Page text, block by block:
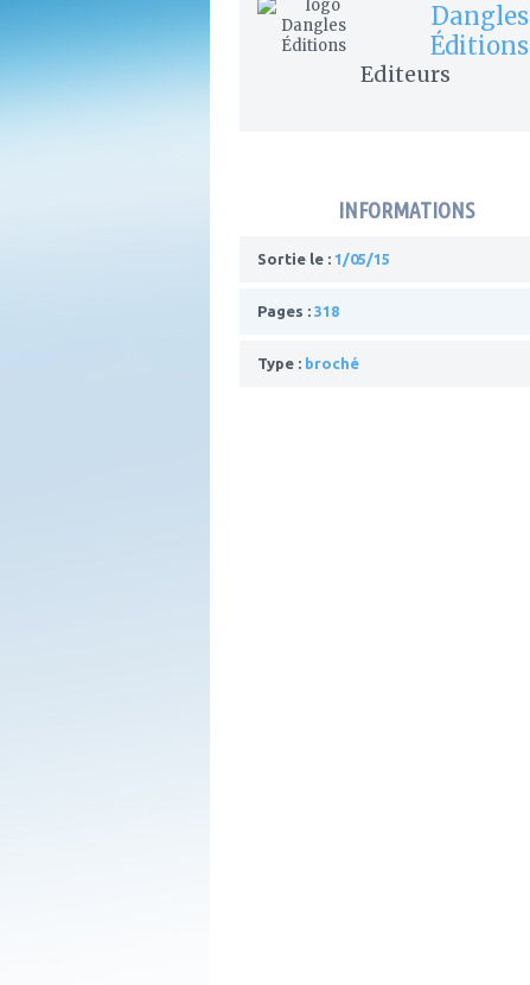
Dangles
Éditions
Editeurs
INFORMATIONS
Sortie le : 1/05/15
Pages : 318
Type : broché